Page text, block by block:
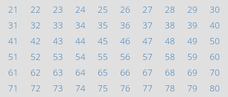
21
22 23 24 25 26 27 28 29
30
31
32 33 34 35 36 37 38 39
40
41
42 43 44 45 46 47 48 49
50
51
52 53 54 55 56 57 58 59
60
61
62 63 64 65 66 67 68 69
70
71
72 73 74 75 76 77 78 79
80